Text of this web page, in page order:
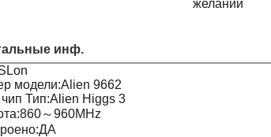
желаний
инф.
модели:Alien 9662
Тип:Alien Higgs 3
～960MHz